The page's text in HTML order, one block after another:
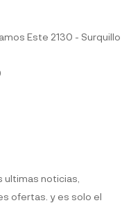
Este 2130 - Surquillo
noticias,
ofertas. y es solo el